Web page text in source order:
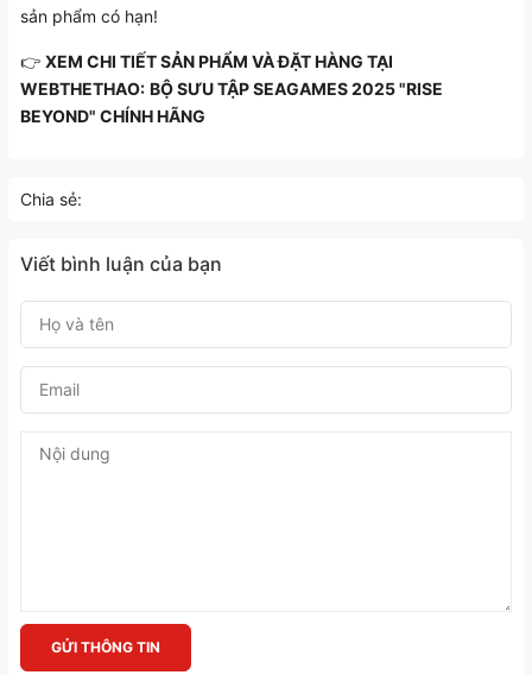
sản phẩm có hạn!
👉 XEM CHI TIẾT SẢN PHẨM VÀ ĐẶT HÀNG TẠI
WEBTHETHAO: BỘ SƯU TẬP SEAGAMES 2025 "RISE
BEYOND" CHÍNH HÃNG
Chia sẻ:
Viết bình luận của bạn
GỬI THÔNG TIN